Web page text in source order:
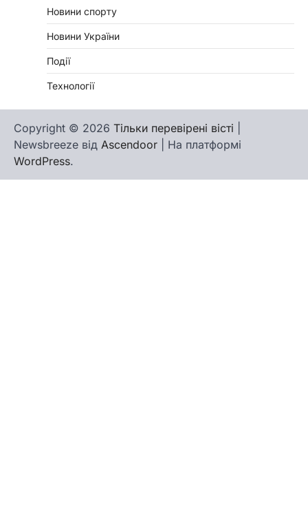
Новини спорту
Новини України
Події
Технології
Copyright © 2026 Тільки перевірені вісті
Newsbreeze від Ascendoor | На платформі
WordPress.